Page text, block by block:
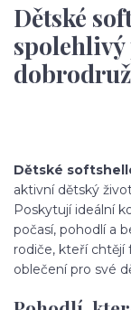
Dětské
Dětské
aktivní dětský
Poskytují ideální
počasí, pohodlí a
rodiče, kteří chtějí
oblečení pro své